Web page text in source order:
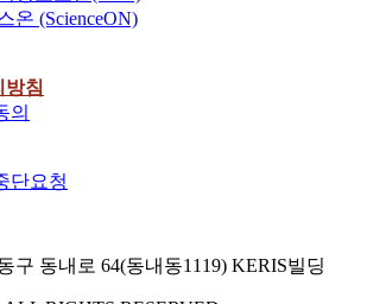
온 (ScienceON)
방침
의
단요청
구 동내로 64(동내동1119) KERIS빌딩